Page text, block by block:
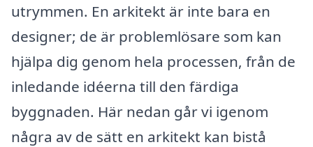
utrymmen. En arkitekt är inte bara en
designer; de är problemlösare som kan
hjälpa dig genom hela processen, från de
inledande idéerna till den färdiga
byggnaden. Här nedan går vi igenom
några av de sätt en arkitekt kan bistå